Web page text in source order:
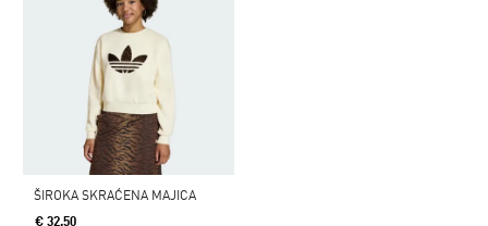
ŠIROKA SKRAĆENA MAJICA
€ 32.50